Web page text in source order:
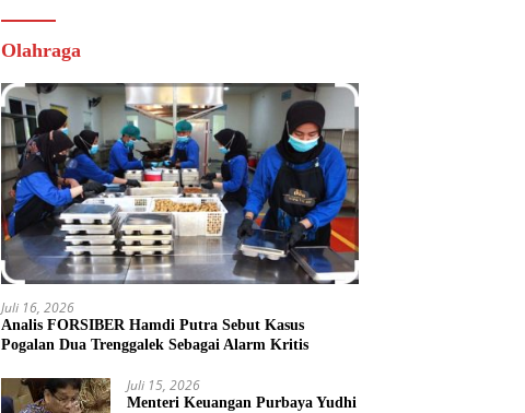
Olahraga
Juli 16, 2026
Analis FORSIBER Hamdi Putra Sebut Kasus
Pogalan Dua Trenggalek Sebagai Alarm Kritis
Juli 15, 2026
Menteri Keuangan Purbaya Yudhi